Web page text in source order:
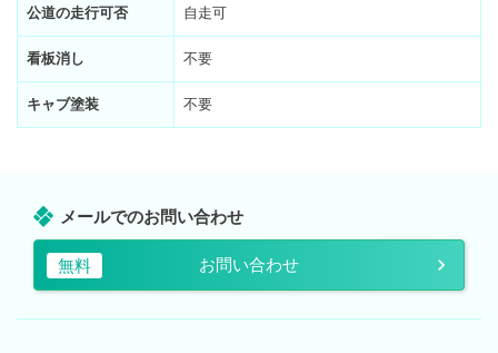
公道の走行可否 自走可
看板消し 不要
キャブ塗装 不要
メールでのお問い合わせ
無料 お問い合わせ